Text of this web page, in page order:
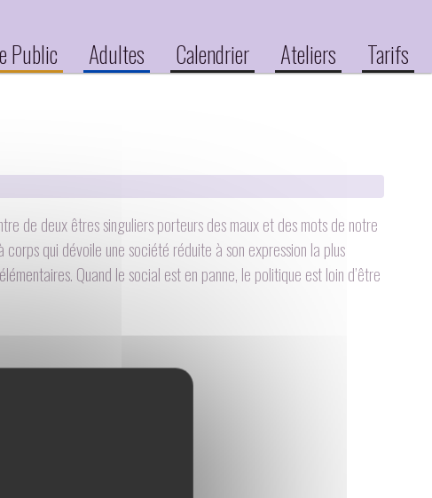
Public Adultes Calendrier Ateliers Tarifs
de deux êtres singuliers porteurs des maux et des mots de notre
corps qui dévoile une société réduite à son expression la plus
Quand le social est en panne, le politique est loin d’être